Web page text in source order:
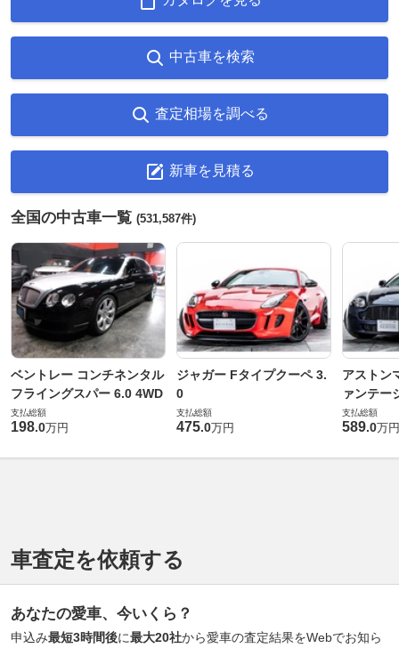
中古車を検索
査定相場を調べる
新車を見積る
全国の中古車一覧 (531,587件)
ベントレー コンチネンタル
フライングスパー 6.0 4WD
支払総額
198.0万円
ジャガー Fタイプクーペ 3.
0
支払総額
475.0万円
アストン
ァンテー
支払総額
589.0万円
車査定を依頼する
あなたの愛車、今いくら？
申込み最短3時間後に最大20社から愛車の査定結果をWebでお知ら